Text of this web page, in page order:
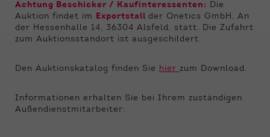
Achtung Beschicker / Kaufinteressenten: Die
Auktion findet im Exportstall der Qnetics GmbH, An
der Hessenhalle 14, 36304 Alsfeld, statt. Die Zufahrt
zum Auktionsstandort ist ausgeschildert.
Den Auktionskatalog finden Sie hier zum Download.
Informationen erhalten Sie bei Ihrem zuständigen
Außendienstmitarbeiter:
gewährleistet, dass die Webseite einwandfrei
funktioniert.
Anbieter Qnetics
Laufzeit 1 Jahr
Cookie-Informationen anzeigen
Wir verwenden auf unserer Website externe
Inhalte, um Ihnen zusätzliche Informationen